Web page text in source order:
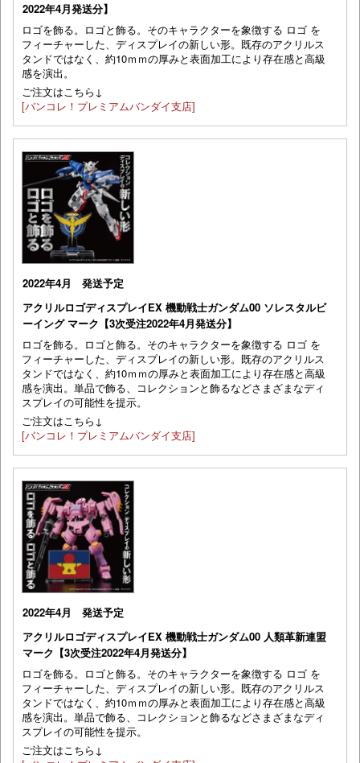
2022年4月発送分】
ロゴを飾る。ロゴと飾る。そのキャラクターを象徴する ロゴ を
フィーチャーした、ディスプレイの新しい形。既存のアクリルス
タンドではなく、約10ｍｍの厚みと表面加工により存在感と高級
感を演出。
ご注文はこちら↓
[バンコレ！プレミアムバンダイ支店]
2022年4月 発送予定
アクリルロゴディスプレイEX 機動戦士ガンダム00 ソレスタルビ
ーイング マーク【3次受注2022年4月発送分】
ロゴを飾る。ロゴと飾る。そのキャラクターを象徴する ロゴ を
フィーチャーした、ディスプレイの新しい形。既存のアクリルス
タンドではなく、約10ｍｍの厚みと表面加工により存在感と高級
感を演出。単品で飾る、コレクションと飾るなどさまざまなディ
スプレイの可能性を提示。
ご注文はこちら↓
[バンコレ！プレミアムバンダイ支店]
2022年4月 発送予定
アクリルロゴディスプレイEX 機動戦士ガンダム00 人類革新連盟
マーク【3次受注2022年4月発送分】
ロゴを飾る。ロゴと飾る。そのキャラクターを象徴する ロゴ を
フィーチャーした、ディスプレイの新しい形。既存のアクリルス
タンドではなく、約10ｍｍの厚みと表面加工により存在感と高級
感を演出。単品で飾る、コレクションと飾るなどさまざまなディ
スプレイの可能性を提示。
ご注文はこちら↓